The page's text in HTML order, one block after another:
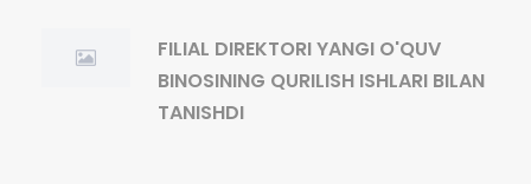
FILIAL DIREKTORI YANGI O'QUV
BINOSINING QURILISH ISHLARI BILAN
TANISHDI